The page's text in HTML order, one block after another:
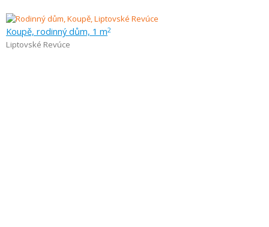
Koupě, rodinný dům, 1 m2
Liptovské Revúce